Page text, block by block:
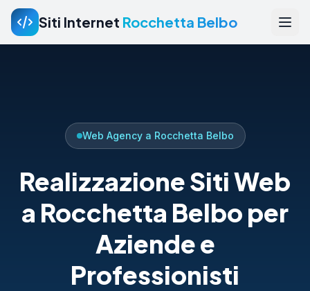
Siti Internet Rocchetta Belbo
Web Agency a Rocchetta Belbo
Realizzazione Siti Web
a Rocchetta Belbo per
Aziende e
Professionisti